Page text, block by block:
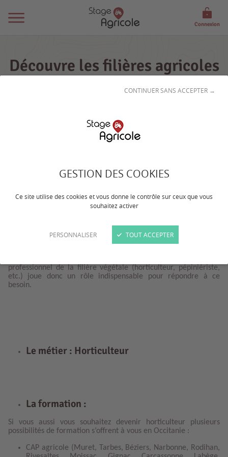
GESTION DES COOKIES
Ce site utilise des cookies et vous donne le contrôle sur ceux que vous
souhaitez activer
PERSONNALISER
CONTINUER SANS ACCEPTER →
TOUT ACCEPTER
Connexion
Découvre les filières agricoles
et les métiers en Occitanie :
18 août 2021
La filière en Occitanie :
professionnel de la filière végétale (horticulteur, pépiniériste,
etc.) joue donc un rôle indispensable pour répondre à ce
besoin.
Le métier : Horticulteur
La formation :
Si vous aussi vous souhaitez devenir horticulteur plusieurs
possibilités de formation s’offrent à vous en Occitanie :
CAP agricole (Muret, Tarbes, Béziers, Narbonne, Rodihan,